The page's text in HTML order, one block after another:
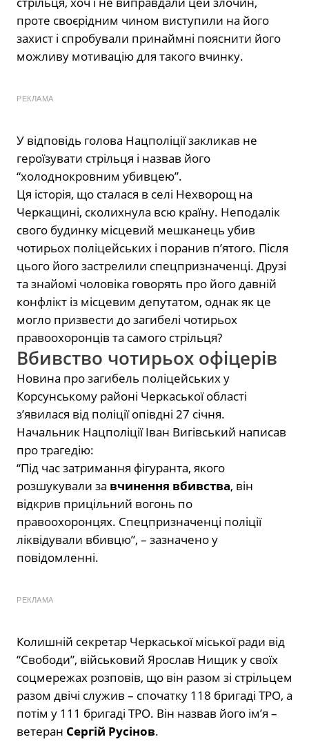
проте своєрідним чином виступили на його
захист і спробували принаймні пояснити його
можливу мотивацію для такого вчинку.
РЕКЛАМА
У відповідь голова Нацполіції закликав не
героїзувати стрільця і назвав його
“холоднокровним убивцею”.
Ця історія, що сталася в селі Нехворощ на
Черкащині, сколихнула всю країну. Неподалік
свого будинку місцевий мешканець убив
чотирьох поліцейських і поранив п’ятого. Після
цього його застрелили спецпризначенці. Друзі
та знайомі чоловіка говорять про його давній
конфлікт із місцевим депутатом, однак як це
могло призвести до загибелі чотирьох
правоохоронців та самого стрільця?
Вбивство чотирьох офіцерів
Новина про загибель поліцейських у
Корсунському районі Черкаської області
з’явилася від поліції опівдні 27 січня.
Начальник Нацполіції Іван Вигівський написав
про трагедію:
“Під час затримання фігуранта, якого
розшукували за вчинення вбивства, він
відкрив прицільний вогонь по
правоохоронцях. Спецпризначенці поліції
ліквідували вбивцю”, – зазначено у
повідомленні.
РЕКЛАМА
Колишній секретар Черкаської міської ради від
“Свободи”, військовий Ярослав Нищик у своїх
соцмережах розповів, що він разом зі стрільцем
разом двічі служив – спочатку 118 бригаді ТРО, а
потім у 111 бригаді ТРО. Він назвав його ім’я –
ветеран Сергій Русінов.